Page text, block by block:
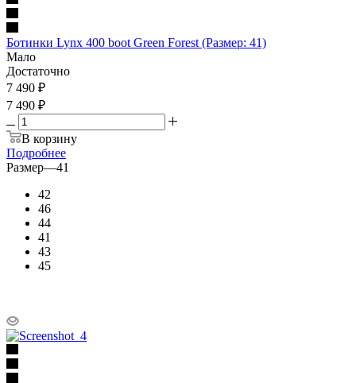
Ботинки Lynx 400 boot Green Forest (Размер: 41)
Мало
Достаточно
7 490 ₽
7 490 ₽
В корзину
Подробнее
Размер—41
42
46
44
41
43
45